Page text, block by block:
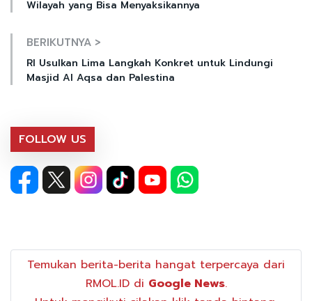
Wilayah yang Bisa Menyaksikannya
BERIKUTNYA >
RI Usulkan Lima Langkah Konkret untuk Lindungi
Masjid Al Aqsa dan Palestina
FOLLOW US
Temukan berita-berita hangat terpercaya dari
RMOL.ID di Google News.